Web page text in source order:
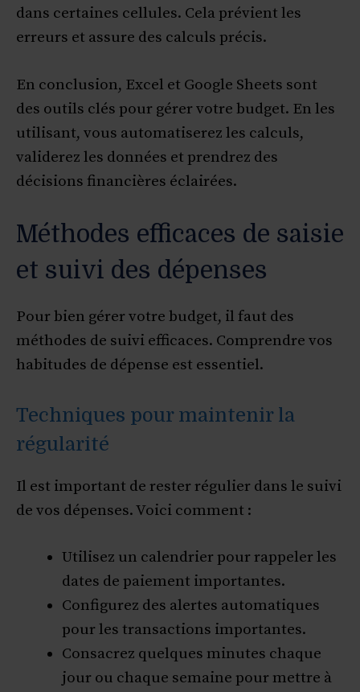
dans certaines cellules. Cela prévient les
erreurs et assure des calculs précis.
En conclusion, Excel et Google Sheets sont
des outils clés pour gérer votre budget. En les
utilisant, vous automatiserez les calculs,
validerez les données et prendrez des
décisions financières éclairées.
Méthodes efficaces de saisie
et suivi des dépenses
Pour bien gérer votre budget, il faut des
méthodes de suivi efficaces. Comprendre vos
habitudes de dépense est essentiel.
Techniques pour maintenir la
régularité
Il est important de rester régulier dans le suivi
de vos dépenses. Voici comment :
Utilisez un calendrier pour rappeler les
dates de paiement importantes.
Configurez des alertes automatiques
pour les transactions importantes.
Consacrez quelques minutes chaque
jour ou chaque semaine pour mettre à